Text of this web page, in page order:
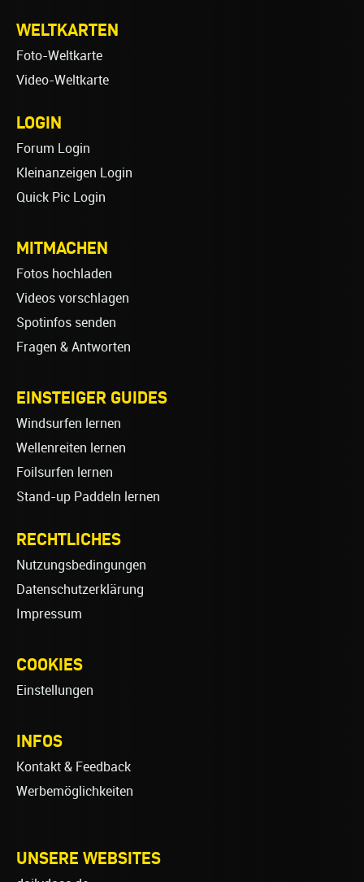
WELTKARTEN
Foto-Weltkarte
Video-Weltkarte
LOGIN
Forum Login
Kleinanzeigen Login
Quick Pic Login
MITMACHEN
Fotos hochladen
Videos vorschlagen
Spotinfos senden
Fragen & Antworten
EINSTEIGER GUIDES
Windsurfen lernen
Wellenreiten lernen
Foilsurfen lernen
Stand-up Paddeln lernen
RECHTLICHES
Nutzungsbedingungen
Datenschutzerklärung
Impressum
COOKIES
Einstellungen
INFOS
Kontakt & Feedback
Werbemöglichkeiten
UNSERE WEBSITES